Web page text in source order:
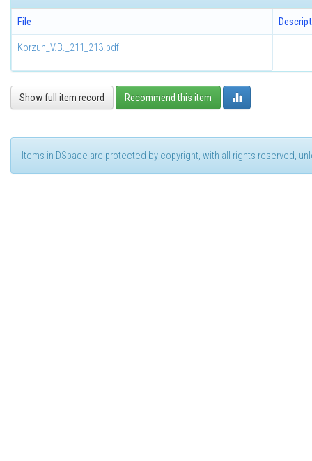
File
Korzun_V.B._211_213.pdf
Show full item record Recommend this item
Items in DSpace are protected by copyright, with all rights reserved,